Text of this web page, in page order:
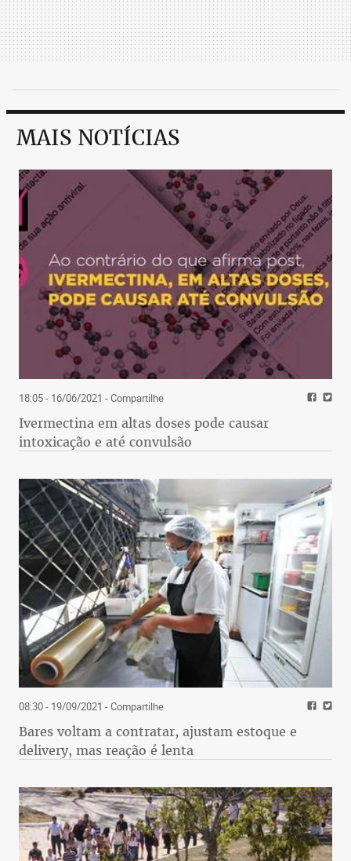
MAIS NOTÍCIAS
18:05 - 16/06/2021 - Compartilhe
Ivermectina em altas doses pode causar
intoxicação e até convulsão
08:30 - 19/09/2021 - Compartilhe
Bares voltam a contratar, ajustam estoque e
delivery, mas reação é lenta